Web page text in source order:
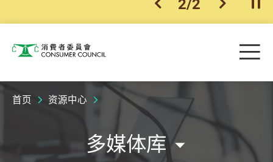
开
消费者委员会 目
首页 资源中心
多媒体库